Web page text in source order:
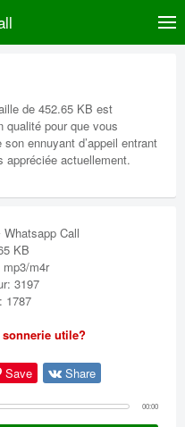
de 452.65 KB est
qualité pour que vous
ennuyant d’appeil entrant
appréciée actuellement.
Whatsapp Call
KB
m4r
3197
1787
utile?
Save Share
00:00